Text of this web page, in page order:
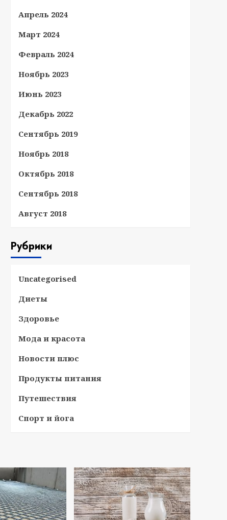
Апрель 2024
Март 2024
Февраль 2024
Ноябрь 2023
Июнь 2023
Декабрь 2022
Сентябрь 2019
Ноябрь 2018
Октябрь 2018
Сентябрь 2018
Август 2018
Рубрики
Uncategorised
Диеты
Здоровье
Мода и красота
Новости плюс
Продукты питания
Путешествия
Спорт и йога